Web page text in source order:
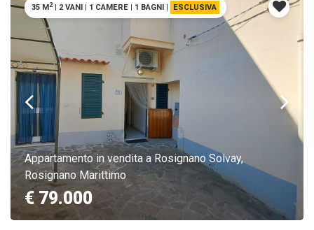
Appartamento in vendita a Rosignano Solvay,
Rosignano Marittimo
€ 79.000
35 M2 | 2 VANI | 1 CAMERE | 1 BAGNI | ESCLUSIVA